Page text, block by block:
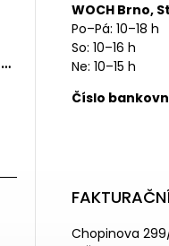
HABANERO YELLOW 100ml fermentovaná omáčka
WOCH Brno,
Po–Pá: 10–18 h
So: 10–16 h
Ne: 10–15 h
Číslo
Chopinova